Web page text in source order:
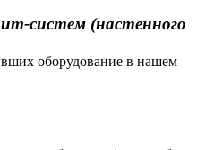
систем (настенного
оборудование в нашем